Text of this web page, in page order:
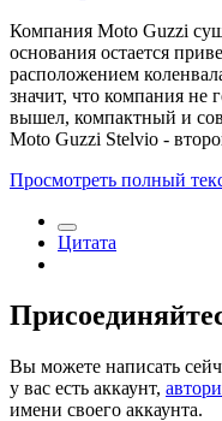
Компания Moto Guzzi
основания остается
расположением
значит, что компания не
вышел, компактный и
Moto Guzzi Stelvio -
Просмотреть полный
Цитата
Вы можете написать
у вас есть аккаунт,
имени своего аккаунта.